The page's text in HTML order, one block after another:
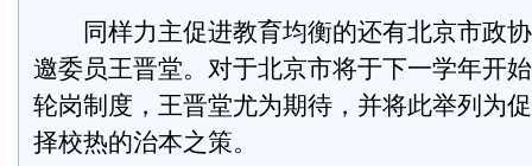
同样力主促进教育均衡的还有北京市政协
邀委员王晋堂。对于北京市将于下一学年开
轮岗制度，王晋堂尤为期待，并将此举列为
择校热的治本之策。